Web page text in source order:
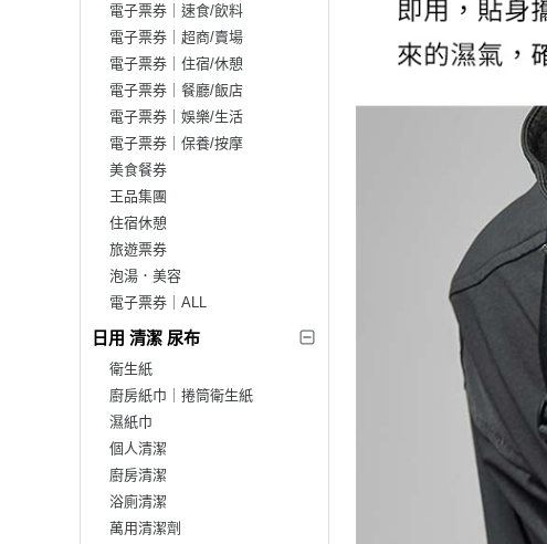
電子票券｜速食/飲料
電子票券｜超商/賣場
電子票券｜住宿/休憩
電子票券｜餐廳/飯店
電子票券｜娛樂/生活
電子票券｜保養/按摩
美食餐券
王品集團
住宿休憩
旅遊票券
泡湯．美容
電子票券｜ALL
日用 清潔 尿布
衛生紙
廚房紙巾｜捲筒衛生紙
濕紙巾
個人清潔
廚房清潔
浴廁清潔
萬用清潔劑